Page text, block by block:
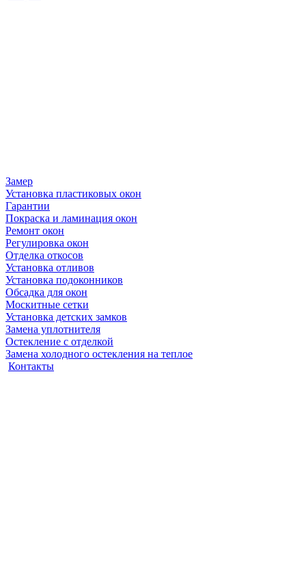
Замер
Установка пластиковых окон
Гарантии
Покраска и ламинация окон
Ремонт окон
Регулировка окон
Отделка откосов
Установка отливов
Установка подоконников
Обсадка для окон
Москитные сетки
Установка детских замков
Замена уплотнителя
Остекление с отделкой
Замена холодного остекления на теплое
Контакты